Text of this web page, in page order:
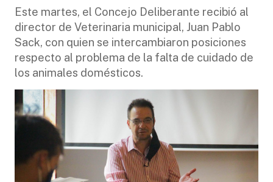
a
i
o
Este martes, el Concejo Deliberante recibió al
director de Veterinaria municipal, Juan Pablo
Sack, con quien se intercambiaron posiciones
respecto al problema de la falta de cuidado de
los animales domésticos.